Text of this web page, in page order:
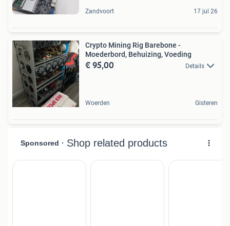
Zandvoort 17 jul 26
Crypto Mining Rig Barebone -
Moederbord, Behuizing, Voeding
€ 95,00 Details
Woerden Gisteren